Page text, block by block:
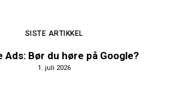
SISTE ARTIKKEL
Ads: Bør du høre på Google?
1. juli 2026